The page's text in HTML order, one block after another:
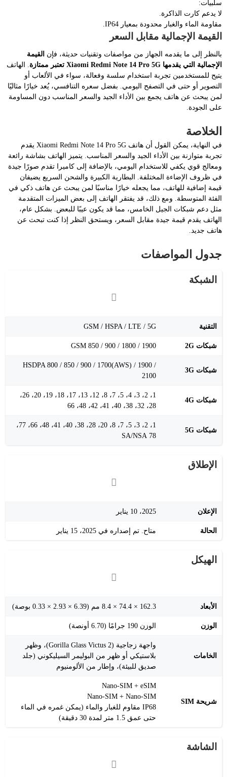
سلبيات:
لا يدعم كارت الذاكرة.
مقاومة الماء والغبار محدودة بمعيار IP64.
القيمة الإجمالية مقابل السعر
بالنظر إلى ما يقدمه الجهاز من مواصفات وتقنيات حديثة، فإن القيمة
الإجمالية التي يقدمها Xiaomi Redmi Note 14 Pro 5G تعتبر ممتازة
. الهاتف
يتيح للمستخدمين تجربة استخدام سلسة وفعالة، سواء في الألعاب أو
التصوير أو حتى في التصفح اليومي. بفضل سعره التنافسي، يُعد خيارًا مثاليًا
لمن يبحث عن هاتف يجمع بين الأداء الجيد والسعر المناسب دون المساومة
على الجودة.
الخلاصة
في النهاية، يمكن القول أن هاتف Xiaomi Redmi Note 14 Pro 5G يقدم
تجربة متوازنة بين الأداء الجيد والسعر المناسب. يتميز الهاتف بشاشة رائعة
ومعالج قوي يكفي للاستخدام اليومي، بالإضافة إلى كاميرا تقدم صورًا جيدة
في ظروف الإضاءة المختلفة. البطارية الكبيرة والشحن السريع يضيفان
قيمة إضافية للهاتف، مما يجعله خيارًا مناسبًا لمن يبحث عن هاتف ذكي في
الفئة المتوسطة. ومع ذلك، قد يفتقر الهاتف إلى بعض الميزات المتقدمة
مثل دعم شبكات الجيل الخامس، مما قد يكون عيبًا للبعض. بشكل عام،
الهاتف يقدم قيمة جيدة مقابل السعر، ويستحق النظر إذا كنت تبحث عن
هاتف جديد.
جدول المواصفات
الشبكة
التقنية GSM / HSPA / LTE / 5G
شبكات 2G GSM 850 / 900 / 1800 / 1900
شبكات 3G
HSDPA 800 / 850 / 900 / 1700(AWS) / 1900 /
2100
شبكات 4G
1، 2، 3، 4، 5، 7، 8، 12، 13، 17، 18، 19، 20، 26،
28، 32، 38، 40، 41، 42، 48، 66
شبكات 5G
1، 2، 3، 5، 7، 8، 20، 28، 38، 40، 41، 48، 66، 77،
78 SA/NSA
الإطلاق
الإعلان 2025، 10 يناير
الحالة متاح. تم إصداره في 2025، 15 يناير
الهيكل
الأبعاد 162.3 × 74.4 × 8.4 مم (6.39 × 2.93 × 0.33 بوصة)
الوزن الوزن 190 جرامًا (6.70 أونصة)
الخامات
واجهة زجاجية (Gorilla Glass Victus 2)، وظهر
بلاستيكي أو ظهر من البوليمر السيليكوني (جلد
صديق للبيئة)، وإطار من الألومنيوم
شريحة SIM
Nano-SIM + eSIM
Nano-SIM + Nano-SIM
IP68 مقاوم للغبار والماء (يمكن غمره في الماء
حتى عمق 1.5 متر لمدة 30 دقيقة)
الشاشة